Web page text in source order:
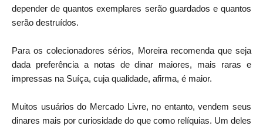
depender de quantos exemplares serão guardados e quantos
serão destruídos.
Para os colecionadores sérios, Moreira recomenda que seja
dada preferência a notas de dinar maiores, mais raras e
impressas na Suíça, cuja qualidade, afirma, é maior.
Muitos usuários do Mercado Livre, no entanto, vendem seus
dinares mais por curiosidade do que como relíquias. Um deles